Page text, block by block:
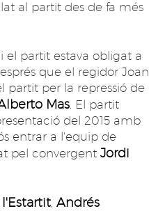
al partit des de fa més
i el partit estava obligat a
que el regidor Joan
partit per la repressió de
Mas. El partit
del 2015 amb
entrar a l'equip de
pel convergent Jordi
, Andrés